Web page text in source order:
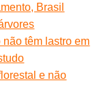
Brasil
têm lastro em
e não